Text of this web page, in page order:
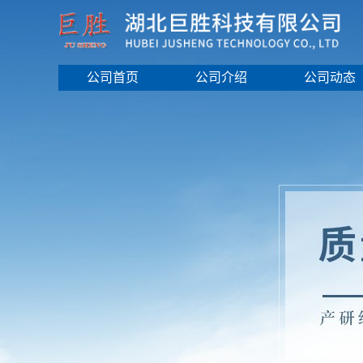
公司首页 公司介绍 公司动态